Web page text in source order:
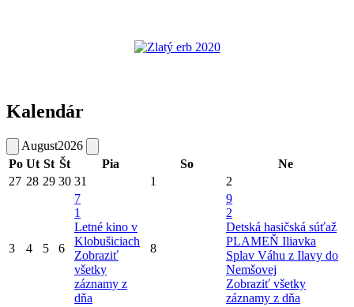
Kalendár
August2026
Po Ut St Št Pia So
Ne
27 28 29 30 31 1 2
3 4 5 6
7
1
Letné kino v
Klobušiciach
Zobraziť
všetky
záznamy z
dňa
8
9
2
Detská hasičská súťaž
PLAMEŇ Iliavka
Splav Váhu z Ilavy do
Nemšovej
Zobraziť všetky
záznamy z dňa